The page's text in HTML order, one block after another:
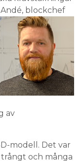
blockchef
av
modell. Det var
och många